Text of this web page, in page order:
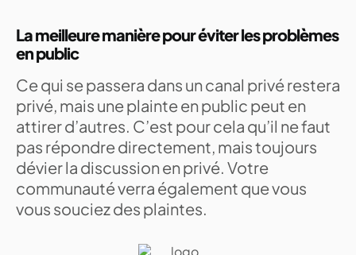
La meilleure manière pour éviter les problèmes
en public
Ce qui se passera dans un canal privé restera
privé, mais une plainte en public peut en
attirer d’autres. C’est pour cela qu’il ne faut
pas répondre directement, mais toujours
dévier la discussion en privé. Votre
communauté verra également que vous
vous souciez des plaintes.